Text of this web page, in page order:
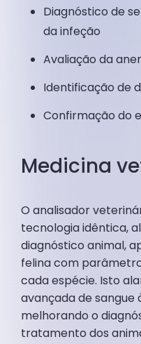
Diagnóstico de
da infeção
Avaliação da
Identificação de
Confirmação do
Medicina
O analisador
tecnologia idêntica,
diagnóstico animal,
felina com
cada espécie. Isto
avançada de
melhorando o
tratamento dos